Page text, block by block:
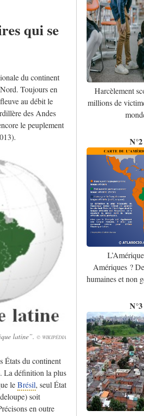
qui se
du continent
Toujours en
au débit le
des Andes
le peuplement
latine”. © WIKIPÉDIA
États du continent
La définition la plus
leBrésil, seul État
soit
en outre
Harcèlement
millions de
N°2
Amériques ?
humaines et non
N°3